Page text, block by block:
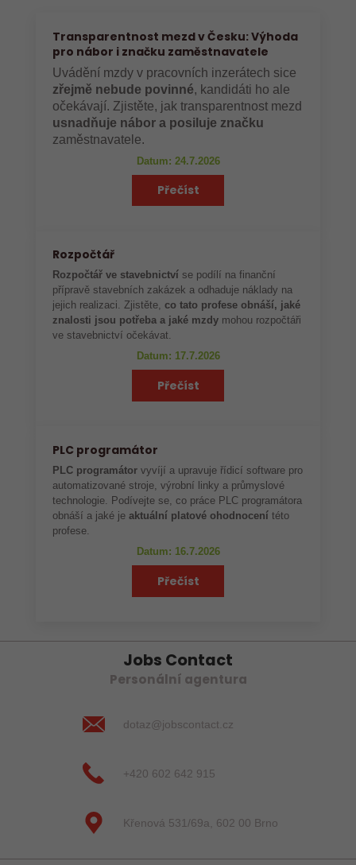
Transparentnost mezd v Česku: Výhoda
pro nábor i značku zaměstnavatele
Uvádění mzdy v pracovních inzerátech sice
zřejmě nebude povinné, kandidáti ho ale
očekávají. Zjistěte, jak transparentnost mezd
usnadňuje nábor a posiluje značku
zaměstnavatele.
Datum: 24.7.2026
Přečíst
Rozpočtář
Rozpočtář ve stavebnictví se podílí na finanční
přípravě stavebních zakázek a odhaduje náklady na
jejich realizaci. Zjistěte,co tato profese obnáší, jaké
znalosti jsou potřeba a jaké mzdy mohou rozpočtáři
ve stavebnictví očekávat.
Datum: 17.7.2026
Přečíst
PLC programátor
PLC programátor vyvíjí a upravuje řídicí software pro
automatizované stroje, výrobní linky a průmyslové
technologie. Podívejte se, co práce PLC programátora
obnáší a jaké je aktuální platové ohodnocení této
profese.
Datum: 16.7.2026
Přečíst
Jobs Contact
Personální agentura
dotaz@jobscontact.cz
+420 602 642 915
Křenová 531/69a, 602 00 Brno